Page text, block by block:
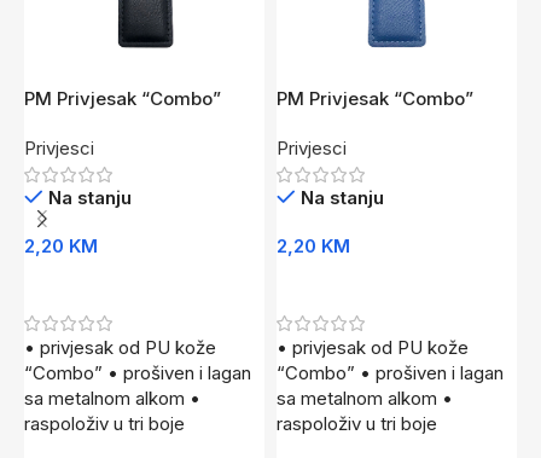
PM Privjesak “Combo”
Privjesci
Na stanju
2,20 KM
• privjesak od PU kože
“Combo” • prošiven i lagan
sa metalnom alkom •
raspoloživ u tri boje
PM Privjesak “Combo”
Privjesci
Na stanju
2,20 KM
• privjesak od PU kože
“Combo” • prošiven i lagan
sa metalnom alkom •
raspoloživ u tri boje